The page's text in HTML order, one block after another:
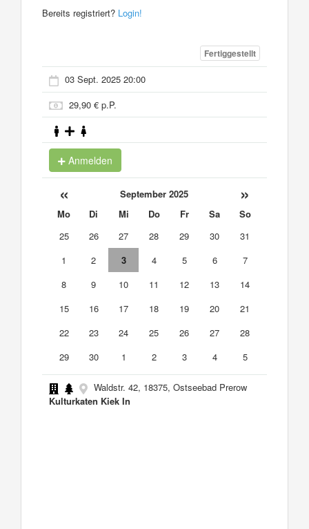
Bereits registriert? Login!
Fertiggestellt
03 Sept. 2025 20:00
29,90 € p.P.
Anmelden
« September 2025 »
Mo Di Mi Do Fr Sa
So
25
26 27 28 29 30
31
1
2 3 4 5 6
7
8
9 10 11 12 13
14
15
16 17 18 19 20
21
22
23 24 25 26 27
28
29
30 1 2 3 4 5
Waldstr. 42, 18375, Ostseebad Prerow
Kulturkaten Kiek In